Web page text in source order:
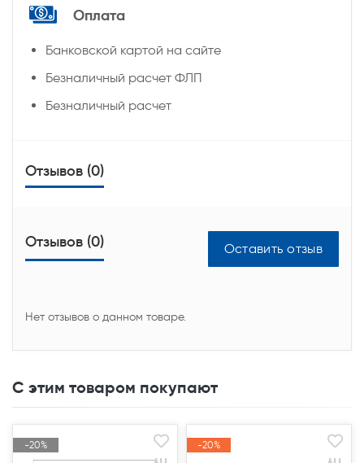
Оплата
Банковской картой на сайте
Безналичный расчет ФЛП
Безналичный расчет
Отзывов (0)
Отзывов (0) Оставить отзыв
Нет отзывов о данном товаре.
С этим товаром покупают
-20%
-20% -20%
-20%